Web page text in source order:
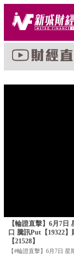
【輪證直擊】6月7日
口 騰訊Put【19322
【21528】
【#輪證直擊】6月7日